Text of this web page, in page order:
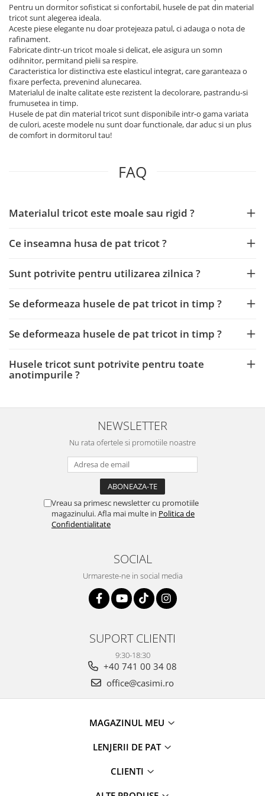
Pentru un dormitor sofisticat si confortabil, husele de pat din material
tricot sunt alegerea ideala.
Aceste piese elegante nu doar protejeaza patul, ci adauga o nota de
rafinament.
Fabricate dintr-un tricot moale si delicat, ele asigura un somn
odihnitor, permitand pielii sa respire.
Caracteristica lor distinctiva este elasticul integrat, care garanteaza o
fixare perfecta, prevenind alunecarea.
Materialul de inalte calitate este rezistent la decolorare, pastrandu-si
frumusetea in timp.
Husele de pat din material tricot sunt disponibile intr-o gama variata
de culori, aceste modele nu sunt doar functionale, dar aduc si un plus
de comfort in dormitorul tau!
FAQ
Materialul tricot este moale sau rigid ?
Ce inseamna husa de pat tricot ?
Sunt potrivite pentru utilizarea zilnica ?
Se deformeaza husele de pat tricot in timp ?
Se deformeaza husele de pat tricot in timp ?
Husele tricot sunt potrivite pentru toate
anotimpurile ?
NEWSLETTER
Nu rata ofertele si promotiile noastre
Vreau sa primesc newsletter cu promotiile
magazinului. Afla mai multe in Politica de
Confidentialitate
SOCIAL
Urmareste-ne in social media
SUPORT CLIENTI
9:30-18:30
+40 741 00 34 08
office@casimi.ro
MAGAZINUL MEU
LENJERII DE PAT
CLIENTI